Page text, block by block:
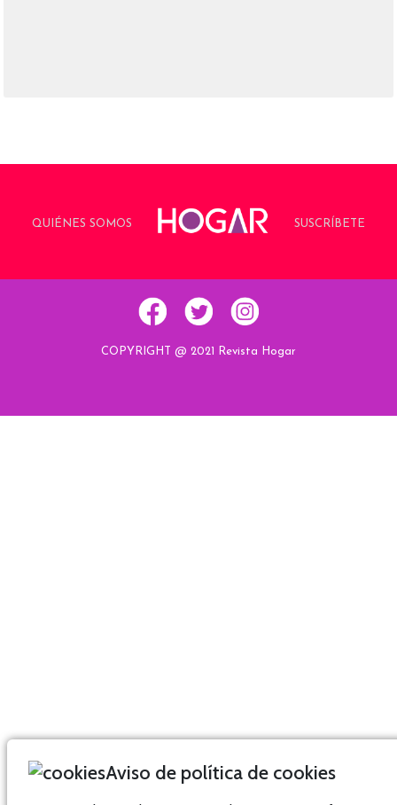
QUIÉNES SOMOS SUSCRÍBETE
COPYRIGHT @ 2021 Revista Hogar
Aviso de política de cookies